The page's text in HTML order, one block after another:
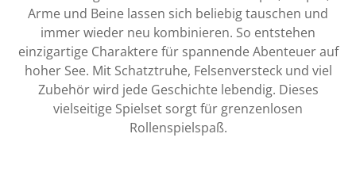
Arme und Beine lassen sich beliebig tauschen und
immer wieder neu kombinieren. So entstehen
einzigartige Charaktere für spannende Abenteuer auf
hoher See. Mit Schatztruhe, Felsenversteck und viel
Zubehör wird jede Geschichte lebendig. Dieses
vielseitige Spielset sorgt für grenzenlosen
Rollenspielspaß.